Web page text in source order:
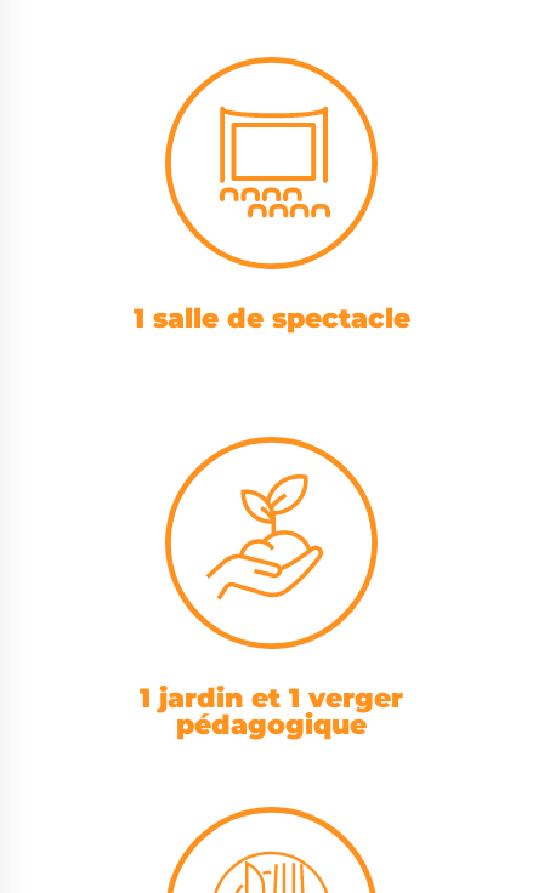
1 salle de spectacle
1 jardin et 1 verger
pédagogique